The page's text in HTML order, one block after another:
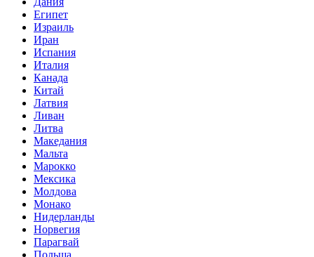
Египет
Израиль
Иран
Испания
Италия
Канада
Китай
Латвия
Ливан
Литва
Македания
Мальта
Марокко
Мексика
Молдова
Монако
Нидерланды
Норвегия
Парагвай